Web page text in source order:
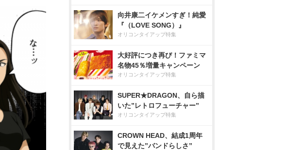
向井康二イケメンすぎ！純愛
『（LOVE SONG）』
オリコンタイアップ特集
大好評につき再び！ファミマ
名物45％増量キャンペーン
オリコンタイアップ特集
SUPER★DRAGON、自ら描
いた”レトロフューチャー”
オリコンタイアップ特集
CROWN HEAD、結成1周年
で見えた”バンドらしさ”